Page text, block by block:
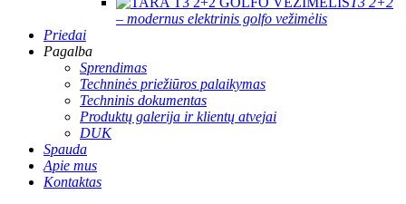
– modernus elektrinis golfo vežimėlis
Priedai
Pagalba
Sprendimas
Techninės priežiūros palaikymas
Techninis dokumentas
Produktų galerija ir klientų atvejai
DUK
Spauda
Apie mus
Kontaktas